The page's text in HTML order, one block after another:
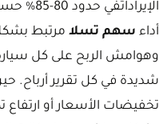
أداء سهم تسلا مرتبط
وهوامش الربح على كل
شديدة في كل تقرير أرباح.
تخفيضات الأسعار أو ارتفاع